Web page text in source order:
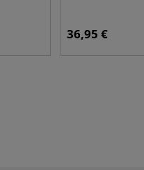
36,95 €